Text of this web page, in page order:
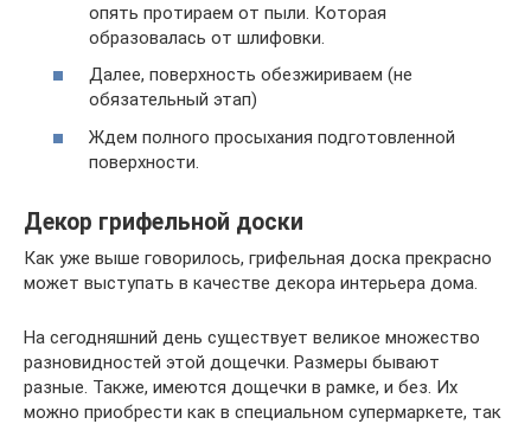
опять протираем от пыли. Которая
образовалась от шлифовки.
Далее, поверхность обезжириваем (не
обязательный этап)
Ждем полного просыхания подготовленной
поверхности.
Декор грифельной доски
Как уже выше говорилось, грифельная доска прекрасно
может выступать в качестве декора интерьера дома.
На сегодняшний день существует великое множество
разновидностей этой дощечки. Размеры бывают
разные. Также, имеются дощечки в рамке, и без. Их
можно приобрести как в специальном супермаркете, так